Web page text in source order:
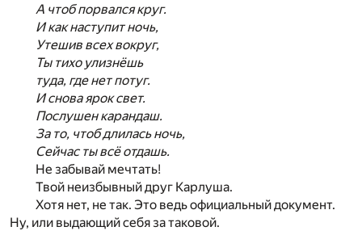
А чтоб порвался круг.
И как наступит ночь,
Утешив всех вокруг,
Ты тихо улизнёшь
туда, где нет потуг.
И снова ярок свет.
Послушен карандаш.
За то, чтоб длилась ночь,
Сейчас ты всё отдашь.
Не забывай мечтать!
Твой неизбывный друг Карлуша.
Хотя нет, не так. Это ведь официальный документ.
Ну, или выдающий себя за таковой.